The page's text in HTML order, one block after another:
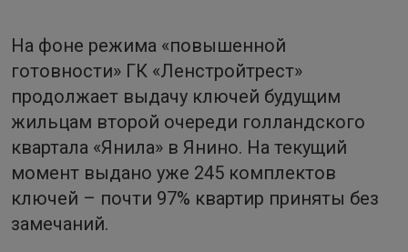
На фоне режима «повышенной
готовности» ГК «Ленстройтрест»
продолжает выдачу ключей будущим
жильцам второй очереди голландского
квартала «Янила» в Янино. На текущий
момент выдано уже 245 комплектов
ключей – почти 97% квартир приняты без
замечаний.